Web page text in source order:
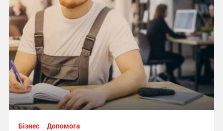
Бізнес Допомога